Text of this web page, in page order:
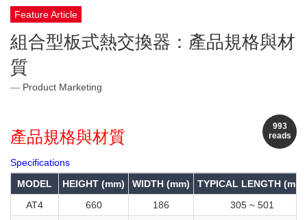
Feature Article
組合型板式熱交換器：產品規格與材
質
Product Marketing
993
reads
產品規格與材質
Specifications
MODEL
HEIGHT (mm) WIDTH (mm)
TYPICAL LENGTH (mm)
AT4
660 186
305 ~ 501